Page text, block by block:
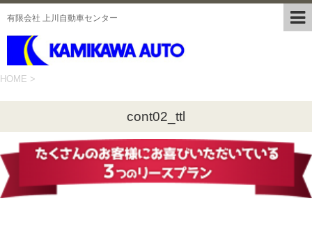
有限会社 上川自動車センター
HOME >
cont02_ttl